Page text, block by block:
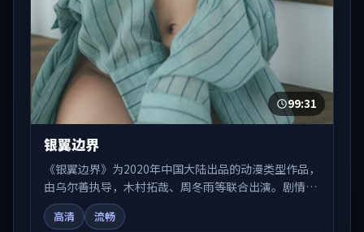
99:31
银翼边界
《银翼边界》为2020年中国大陆出品的动漫类型作品，
由乌尔善执导，木村拓哉、周冬雨等联合出演。剧情在
人物弧光与节奏推进中展开，兼具叙事张力与视听质
感。适合关注国产在线观看、热播国产剧与院线佳片的
高清 流畅